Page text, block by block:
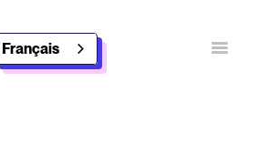
Français Basculer